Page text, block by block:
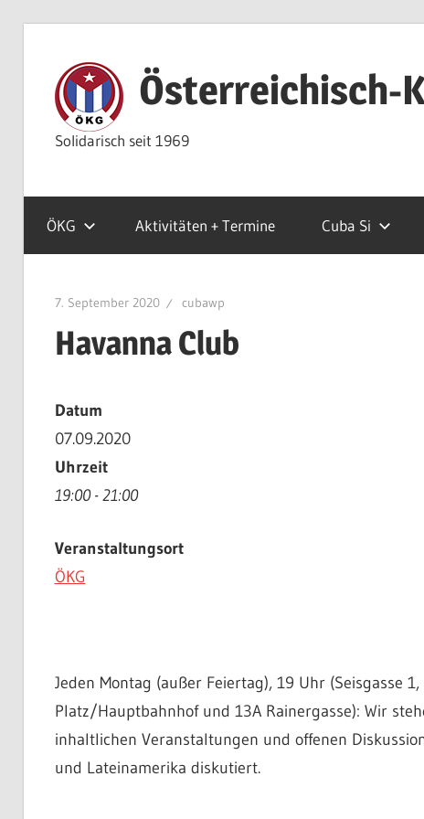
springen
Österreichisch-
Solidarisch seit 1969
ÖKG Aktivitäten + Termine Cuba Si
7. September 2020 cubawp
Havanna Club
Datum
07.09.2020
Uhrzeit
19:00 - 21:00
Veranstaltungsort
ÖKG
Jeden Montag (außer Feiertag), 19 Uhr (Seisgasse
Platz/Hauptbahnhof und 13A Rainergasse): Wir
inhaltlichen Veranstaltungen und offenen
und Lateinamerika diskutiert.